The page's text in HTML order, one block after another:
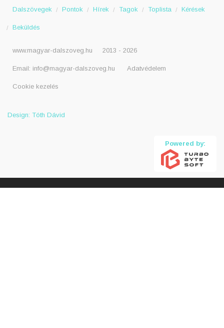
Dalszövegek Pontok Hírek Tagok Toplista Kérések
Beküldés
www.magyar-dalszoveg.hu 2013 - 2026
Email: info@magyar-dalszoveg.hu Adatvédelem
Cookie kezelés
Design: Tóth Dávid
Powered by: